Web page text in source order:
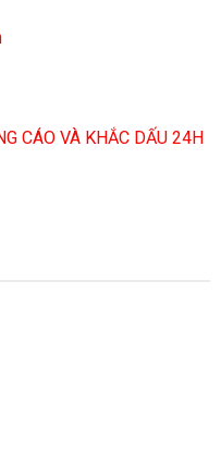
CÁO VÀ KHẮC DẤU 24H